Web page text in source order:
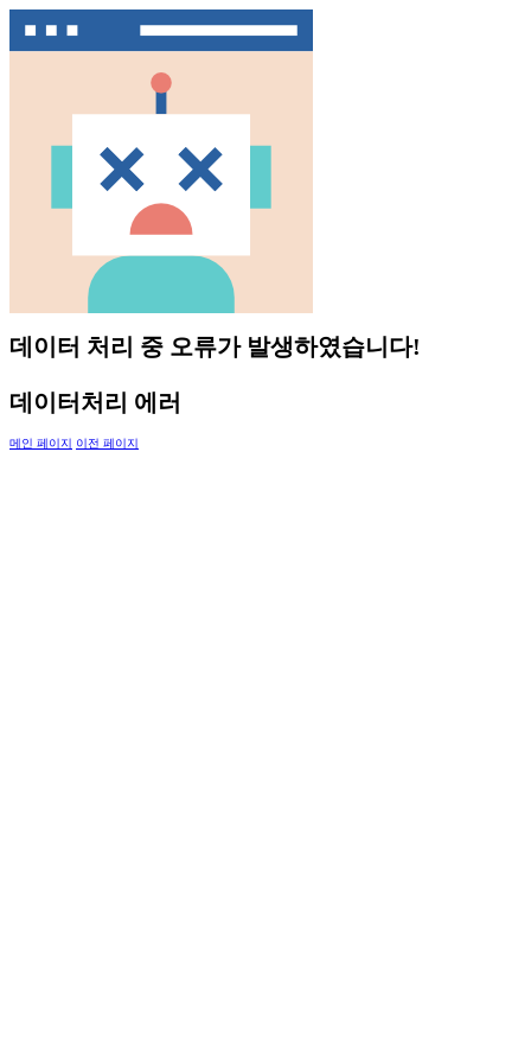
데이터 처리 중 오류가 발생하였습니다!
데이터처리 에러
메인 페이지 이전 페이지